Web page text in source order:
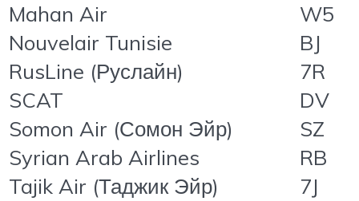
Mahan Air
W5
Nouvelair Tunisie
BJ
RusLine (Руслайн)
7R
SCAT
DV
Somon Air (Сомон Эйр)
SZ
Syrian Arab Airlines
RB
Tajik Air (Таджик Эйр)
7J